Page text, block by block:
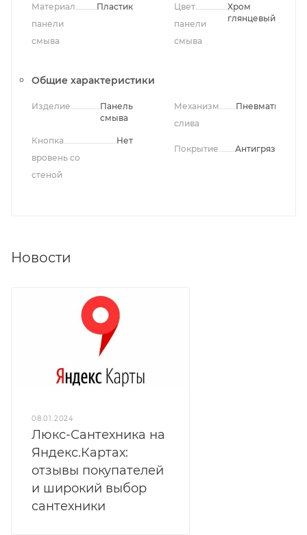
Материал
панели
смыва
Пластик
Цвет
панели
смыва
Хром
глянцевый
Общие характеристики
Изделие
Панель
смыва
Кнопка
вровень со
стеной
Нет
Механизм
слива
Покрытие Антигрязевое
Новости
08.01.2024
Люкс-Сантехника на
Яндекс.Картах:
отзывы покупателей
и широкий выбор
сантехники